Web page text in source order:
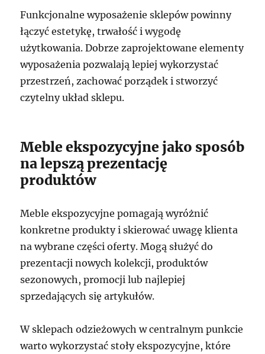
Funkcjonalne wyposażenie sklepów powinny
łączyć estetykę, trwałość i wygodę
użytkowania. Dobrze zaprojektowane elementy
wyposażenia pozwalają lepiej wykorzystać
przestrzeń, zachować porządek i stworzyć
czytelny układ sklepu.
Meble ekspozycyjne jako sposób
na lepszą prezentację
produktów
Meble ekspozycyjne pomagają wyróżnić
konkretne produkty i skierować uwagę klienta
na wybrane części oferty. Mogą służyć do
prezentacji nowych kolekcji, produktów
sezonowych, promocji lub najlepiej
sprzedających się artykułów.
W sklepach odzieżowych w centralnym punkcie
warto wykorzystać stoły ekspozycyjne, które